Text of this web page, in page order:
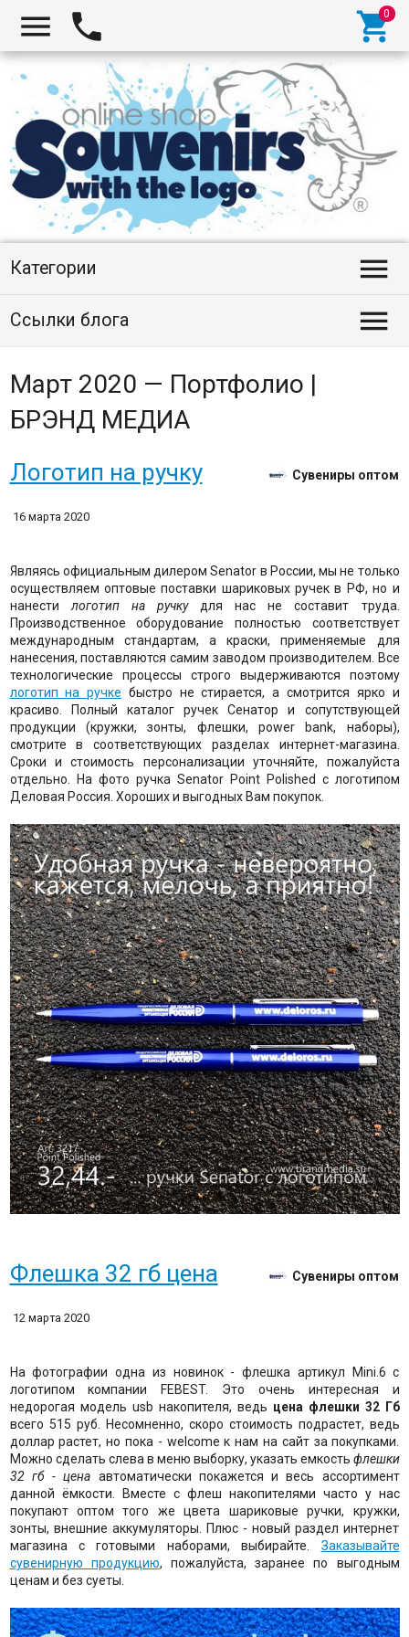
  
Категории 
Ссылки блога 
Март 2020 — Портфолио |
БРЭНД МЕДИА
Логотип на ручку Сувениры оптом
16 марта 2020
Являясь официальным дилером Senator в России, мы не только
осуществляем оптовые поставки шариковых ручек в РФ, но и
нанести логотип на ручкудля нас не составит труда.
Производственное оборудование полностью соответствует
международным стандартам, а краски, применяемые для
нанесения, поставляются самим заводом производителем. Все
технологические процессы строго выдерживаются поэтому
логотип на ручке быстро не стирается, а смотрится ярко и
красиво. Полный каталог ручек Сенатор и сопутствующей
продукции (кружки, зонты, флешки, power bank, наборы),
смотрите в соответствующих разделах интернет-магазина.
Сроки и стоимость персонализации уточняйте, пожалуйста
отдельно. На фото ручка Senator Point Polished с логотипом
Деловая Россия. Хороших и выгодных Вам покупок.
Флешка 32 гб цена Сувениры оптом
12 марта 2020
На фотографии одна из новинок - флешка артикул Mini.6 с
логотипом компании FEBEST. Это очень интересная и
недорогая модель usb накопителя, ведь цена флешки 32 Гб
всего 515 руб. Несомненно, скоро стоимость подрастет, ведь
доллар растет, но пока - welcome к нам на сайт за покупками.
Можно сделать слева в меню выборку, указать емкость флешки
32 гб - цена автоматически покажется и весь ассортимент
данной ёмкости. Вместе с флеш накопителями часто у нас
покупают оптом того же цвета шариковые ручки, кружки,
зонты, внешние аккумуляторы. Плюс - новый раздел интернет
магазина с готовыми наборами, выбирайте. Заказывайте
сувенирную продукцию, пожалуйста, заранее по выгодным
ценам и без суеты.